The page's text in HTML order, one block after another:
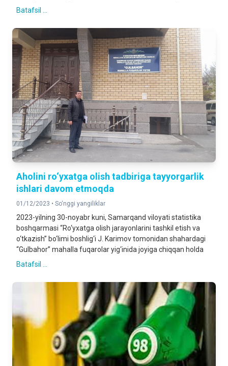
Batafsil ...
Aholini ro‘yxatga olish tadbiriga tayyorgarlik
ishlari davom etmoqda
01/12/2023 • So‘nggi yangiliklar
2023-yilning 30-noyabr kuni, Samarqand viloyati statistika
boshqarmasi “Ro‘yxatga olish jarayonlarini tashkil etish va
o‘tkazish” bo‘limi boshlig‘i J. Karimov tomonidan shahardagi
“Gulbahor” mahalla fuqarolar yig‘inida joyiga chiqqan holda
Batafsil ...